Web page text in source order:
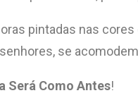
pintadas nas
se
Será Como Antes!